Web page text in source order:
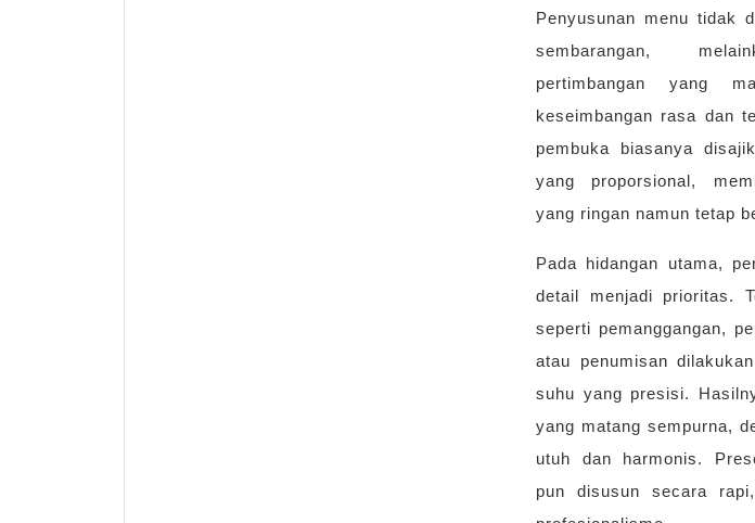
Penyusunan menu tidak
sembarangan,
pertimbangan yang
keseimbangan rasa dan
pembuka biasanya
yang proporsional,
yang ringan namun tetap
Pada hidangan utama,
detail menjadi prioritas.
seperti pemanggangan,
atau penumisan
suhu yang presisi.
yang matang sempurna,
utuh dan harmonis.
pun disusun secara